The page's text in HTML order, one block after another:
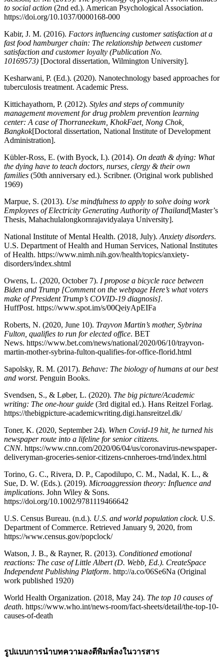
to social action (2nd ed.). American Psychological Association.
https://doi.org/10.1037/0000168-000
Kabir, J. M. (2016). Factors influencing customer satisfaction at a
fast food hamburger chain: The relationship between customer
satisfaction and customer loyalty (Publication No.
10169573) [Doctoral dissertation, Wilmington University].
Kesharwani, P. (Ed.). (2020). Nanotechnology based approaches for
tuberculosis treatment. Academic Press.
Kittichayathorn, P. (2012). Styles and steps of community
management movement for drug problem prevention learning
center: A case of Thorraneekum, KhokFaet, Nong Chok,
Bangkok[Doctoral dissertation, National Institute of Development
Administration].
Kübler-Ross, E. (with Byock, I.). (2014). On death & dying: What
the dying have to teach doctors, nurses, clergy & their own
families (50th anniversary ed.). Scribner. (Original work published
1969)
Marpue, S. (2013). Use mindfulness to apply to solve doing work
Employees of Electricity Generating Authority of Thailand[Master’s
Thesis, Mahachulalongkornrajavidyalaya University].
National Institute of Mental Health. (2018, July).Anxiety disorders.
U.S. Department of Health and Human Services, National Institutes
of Health. https://www.nimh.nih.gov/health/topics/anxiety-
disorders/index.shtml
Owens, L. (2020, October 7). I propose a bicycle race between
Biden and Trump [Comment on the webpage Here’s what voters
make of President Trump’s COVID-19 diagnosis].
HuffPost. https://www.spot.im/s/00QeiyApEIFa
Roberts, N. (2020, June 10). Trayvon Martin’s mother, Sybrina
Fulton, qualifies to run for elected office. BET
News. https://www.bet.com/news/national/2020/06/10/trayvon-
martin-mother-sybrina-fulton-qualifies-for-office-florid.html
Sapolsky, R. M. (2017). Behave: The biology of humans at our best
and worst. Penguin Books.
Svendsen, S., & Løber, L. (2020). The big picture/Academic
writing: The one-hour guide (3rd digital ed.). Hans Reitzel Forlag.
https://thebigpicture-academicwriting.digi.hansreitzel.dk/
Toner, K. (2020, September 24). When Covid-19 hit, he turned his
newspaper route into a lifeline for senior citizens.
CNN. https://www.cnn.com/2020/06/04/us/coronavirus-newspaper-
deliveryman-groceries-senior-citizens-cnnheroes-trnd/index.html
Torino, G. C., Rivera, D. P., Capodilupo, C. M., Nadal, K. L., &
Sue, D. W. (Eds.). (2019). Microaggression theory: Influence and
implications. John Wiley & Sons.
https://doi.org/10.1002/9781119466642
U.S. Census Bureau. (n.d.). U.S. and world population clock. U.S.
Department of Commerce. Retrieved January 9, 2020, from
https://www.census.gov/popclock/
Watson, J. B., & Rayner, R. (2013). Conditioned emotional
reactions: The case of Little Albert (D. Webb, Ed.). CreateSpace
Independent Publishing Platform. http://a.co/06Se6Na (Original
work published 1920)
World Health Organization. (2018, May 24). The top 10 causes of
death. https://www.who.int/news-room/fact-sheets/detail/the-top-10-
causes-of-death
รูปแบบการนำบทความลงตีพิมพ์ลงในวารสาร